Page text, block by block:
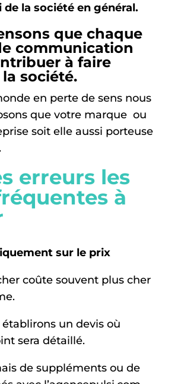
de la société en général.
que chaque
communication
à faire
société.
en perte de sens nous
que votre marque ou
soit elle aussi porteuse
erreurs les
à
sur le prix
coûte souvent plus cher
établirons un devis où
sera détaillé.
de suppléments ou de